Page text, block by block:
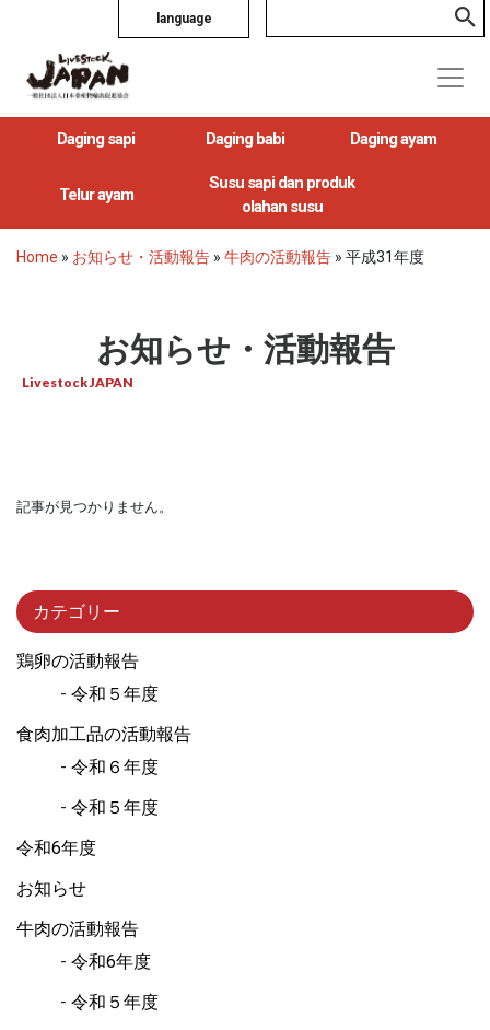
language
Daging sapi Daging babi Daging ayam
Telur ayam
Susu sapi dan produk
olahan susu
Home » お知らせ・活動報告 » 牛肉の活動報告 » 平成31年度
お知らせ・活動報告
Livestock JAPAN
記事が見つかりません。
カテゴリー
鶏卵の活動報告
令和５年度
食肉加工品の活動報告
令和６年度
令和５年度
令和6年度
お知らせ
牛肉の活動報告
令和6年度
令和５年度